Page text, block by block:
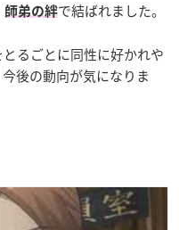
師弟の絆で結ばれました。
るごとに同性に好かれや
後の動向が気になりま